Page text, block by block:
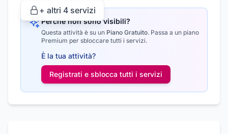
+ altri 4 servizi
Perché non sono visibili?
Questa attività è su un Piano Gratuito. Passa a un piano
Premium per sbloccare tutti i servizi.
È la tua attività?
Registrati e sblocca tutti i servizi